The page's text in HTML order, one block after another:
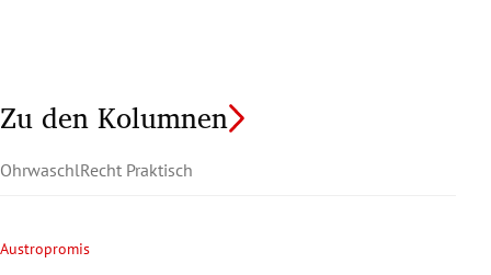
Zu den Kolumnen
OhrwaschlRecht Praktisch
Austropromis